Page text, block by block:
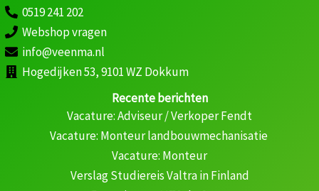
0519 241 202
Webshop vragen
info@veenma.nl
Hogedijken 53, 9101 WZ Dokkum
Recente berichten
Vacature: Adviseur / Verkoper Fendt
Vacature: Monteur landbouwmechanisatie
Vacature: Monteur
Verslag Studiereis Valtra in Finland